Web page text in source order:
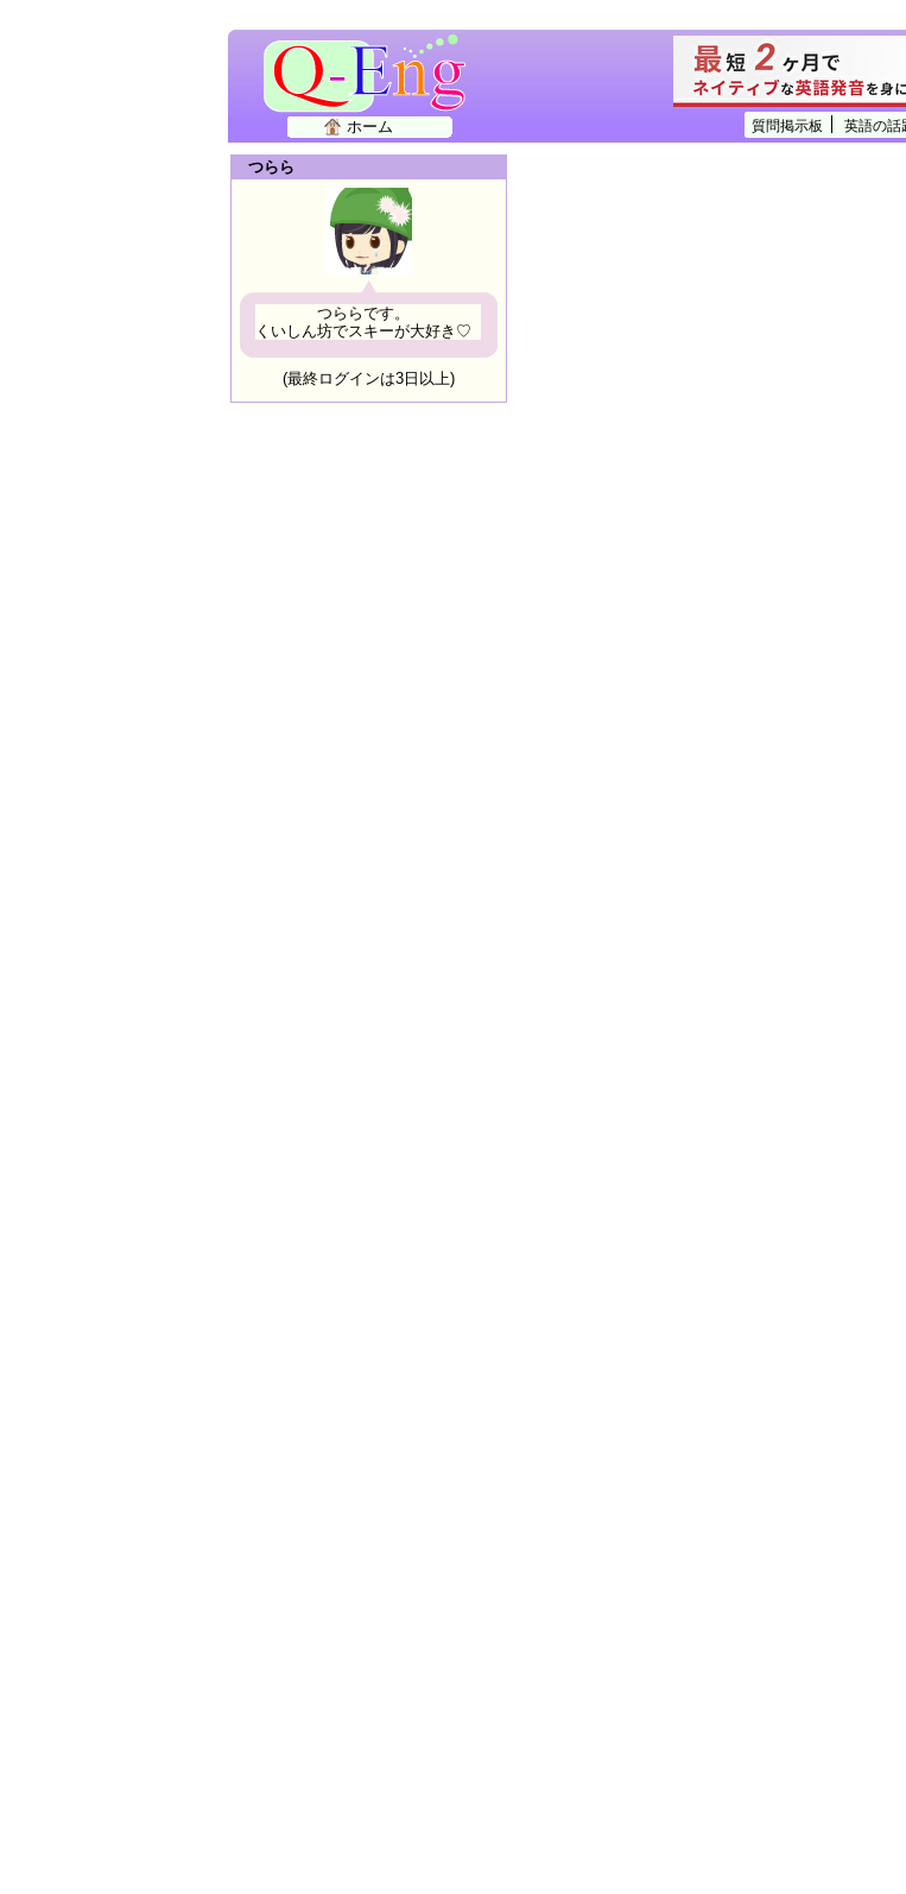
質問掲示板 英語の話
ホーム
つらら
つららです。
くいしん坊でスキーが大好き♡
(最終ログインは3日以上)